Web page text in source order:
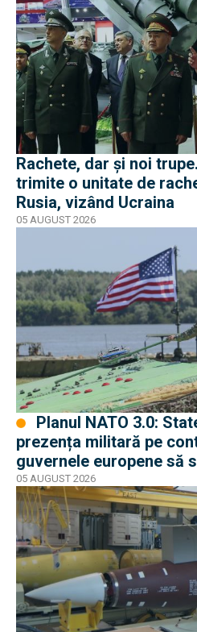
Rachete, dar și noi
trimite o unitate de
Rusia, vizând Ucraina
05 AUGUST 2026
prezența militară pe
guvernele europene să
05 AUGUST 2026